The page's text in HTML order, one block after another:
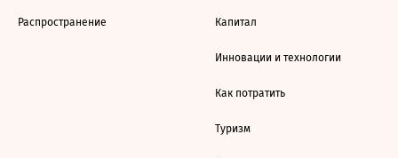
Распространение Капитал
Инновации и технологии
Как потратить
Туризм